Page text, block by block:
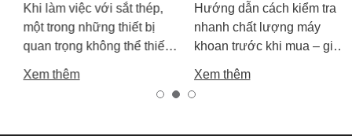
Khi làm việc với sắt thép,
một trong những thiết bị
quan trọng không thể thiếu
chính là máy cắt sắt. Tuy
nhiên, trên thị trường hiện
Xem thêm
Hướng dẫn cách kiểm tra
nhanh chất lượng máy
khoan trước khi mua – giúp
bạn chọn được máy khoan
tốt, bền, hoạt động ổn định,
Xem thêm